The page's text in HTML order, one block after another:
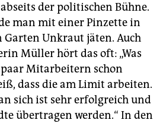
der politischen Bühne.
man mit einer Pinzette in
Unkraut jäten. Auch
Müller hört das oft: „Was
Mitarbeitern schon
dass die am Limit arbeiten.
sich ist sehr erfolgreich und
übertragen werden.“ In den